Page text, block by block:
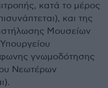
κατά το μέρος
και της
Μουσείων
γνωμοδότησης
Νεωτέρων